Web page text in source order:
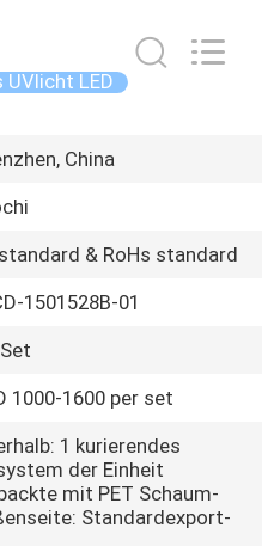
LED
China
& RoHs standard
1501528B-01
1000-1600 per set
1 kurierendes
der Einheit
mit PET Schaum-
Standardexport-